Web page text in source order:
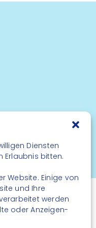
Diensten
Erlaubnis bitten.
Website. Einige von
und Ihre
werden
oder Anzeigen-